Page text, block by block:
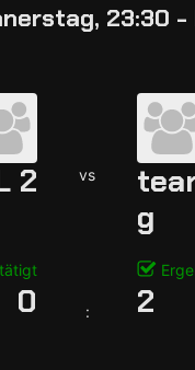
23:30
2 vs
g
0 : 2